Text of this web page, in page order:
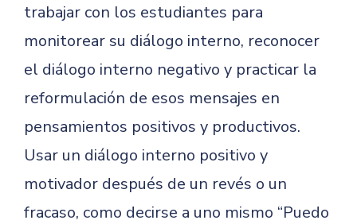
trabajar con los estudiantes para
monitorear su diálogo interno, reconocer
el diálogo interno negativo y practicar la
reformulación de esos mensajes en
pensamientos positivos y productivos.
Usar un diálogo interno positivo y
motivador después de un revés o un
fracaso, como decirse a uno mismo “Puedo